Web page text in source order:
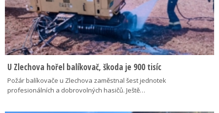
U Zlechova hořel balíkovač, škoda je 900 tisíc
Požár balíkovače u Zlechova zaměstnal šest jednotek
profesionálních a dobrovolných hasičů. Ještě…